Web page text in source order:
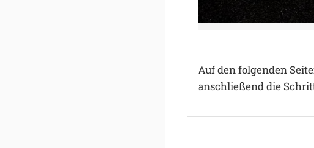
Auf den folgenden
anschließend die